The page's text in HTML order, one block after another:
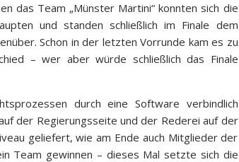
das Team „Münster Martini“ konnten sich die
und standen schließlich im Finale dem
Schon in der letzten Vorrunde kam es zu
– wer aber würde schließlich das Finale
durch eine Software verbindlich
der Regierungsseite und der Rederei auf der
geliefert, wie am Ende auch Mitglieder der
Team gewinnen – dieses Mal setzte sich die